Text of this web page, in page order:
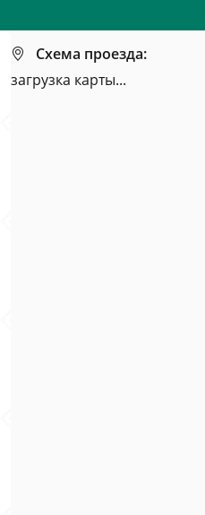
Схема проезда:
загрузка карты...